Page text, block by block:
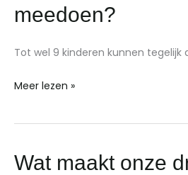
meedoen?
Tot wel 9 kinderen kunnen tegelijk
kunnen
meedoen?
Meer lezen »
Wat maakt onze
Wat